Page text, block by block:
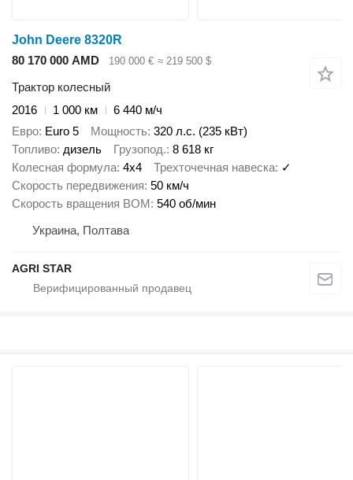
John Deere 8320R
80 170 000 AMD
190 000 € ≈ 219 500 $
Трактор колесный
2016
1 000 км
6 440 м/ч
Евро Euro 5 Мощность 320 л.с. (235 кВт)
Топливо дизель Грузопод. 8 618 кг
Колесная формула 4x4 Трехточечная навеска ✓
Скорость передвижения 50 км/ч
Скорость вращения ВОМ 540 об/мин
Украина, Полтава
AGRI STAR